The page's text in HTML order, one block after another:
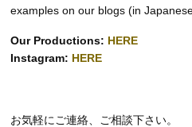
examples on our blogs (in
Our Productions: HERE
Instagram: HERE
お気軽にご連絡、ご相談下さい。